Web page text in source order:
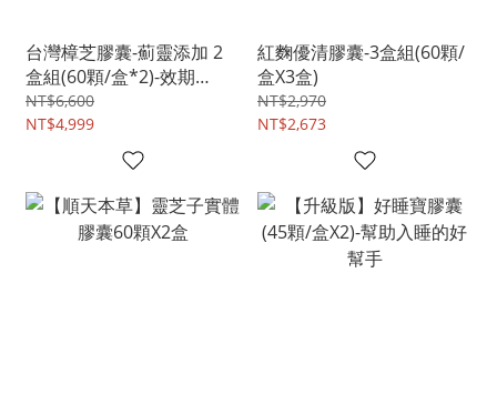
台灣樟芝膠囊-薊靈添加 2
盒組(60顆/盒*2)-效期
202704
NT$6,600
NT$4,999
紅麴優清膠囊-3盒組(60顆/
盒X3盒)
NT$2,970
NT$2,673